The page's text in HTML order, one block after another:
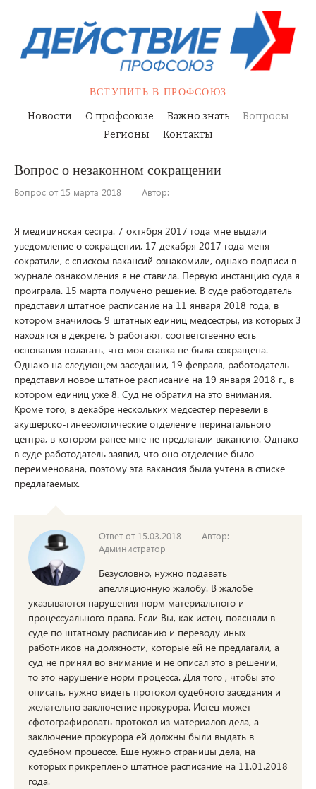
ВСТУПИТЬ В ПРОФСОЮЗ
Новости О профсоюзе Важно знать
Вопросы
Регионы
Контакты
Вопрос о незаконном сокращении
Вопрос от 15 марта 2018 Автор:
Я медицинская сестра. 7 октября 2017 года мне выдали
уведомление о сокращении, 17 декабря 2017 года меня
сократили, с списком вакансий ознакомили, однако подписи в
журнале ознакомления я не ставила. Первую инстанцию суда я
проиграла. 15 марта получено решение. В суде работодатель
представил штатное расписание на 11 января 2018 года, в
котором значилось 9 штатных единиц медсестры, из которых 3
находятся в декрете, 5 работают, соответственно есть
основания полагать, что моя ставка не была сокращена.
Однако на следующем заседании, 19 февраля, работодатель
представил новое штатное расписание на 19 января 2018 г., в
котором единиц уже 8. Суд не обратил на это внимания.
Кроме того, в декабре нескольких медсестер перевели в
акушерско-гинееологические отделение перинатального
центра, в котором ранее мне не предлагали вакансию. Однако
в суде работодатель заявил, что оно отделение было
переименована, поэтому эта вакансия была учтена в списке
предлагаемых.
Ответ от 15.03.2018
Автор:
Администратор
Безусловно, нужно подавать
апелляционную жалобу. В жалобе
указываются нарушения норм материального и
процессуального права. Если Вы, как истец, поясняли в
суде по штатному расписанию и переводу иных
работников на должности, которые ей не предлагали, а
суд не принял во внимание и не описал это в решении,
то это нарушение норм процесса. Для того , чтобы это
описать, нужно видеть протокол судебного заседания и
желательно заключение прокурора. Истец может
сфотографировать протокол из материалов дела, а
заключение прокурора ей должны были выдать в
судебном процессе. Еще нужно страницы дела, на
которых прикреплено штатное расписание на 11.01.2018
года.